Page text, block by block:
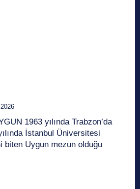
1963 yılında Trabzon’da
İstanbul Üniversitesi
biten Uygun mezun olduğu